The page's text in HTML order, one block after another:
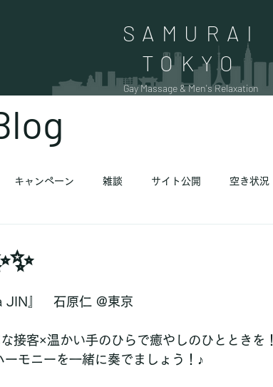
SAMURAI
​TOKYO
Gay Massage & Men's Relaxation
キャンペーン 雑談 サイト公開 空き状況
』　石原仁 @東京
接客×温かい手のひらで癒やしのひとときを！
モニーを一緒に奏でましょう！♪